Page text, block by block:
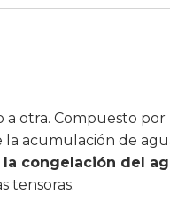
otra. Compuesto por
acumulación de
congelación del
tensoras.